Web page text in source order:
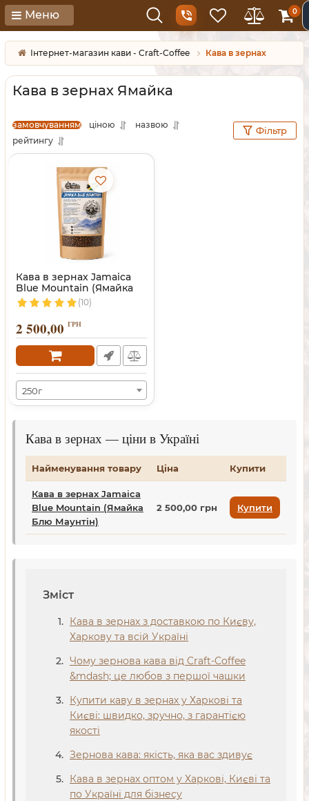
Меню 0
Інтернет-магазин кави - Craft-Coffee Кава в зернах
Кава в зернах Ямайка
замовчуванням ціною
назвою
рейтингу
Фільтр
Кава в зернах Jamaica
Blue Mountain (Ямайка
Блю Маунтін)(10)
2 500,00 ГРН
250г
Кава в зернах — ціни в Україні
Найменування товару Ціна Купити
Кава в зернах Jamaica
Blue Mountain (Ямайка
Блю Маунтін)
2 500,00 грн Купити
Зміст
Кава в зернах з доставкою по Києву,
Харкову та всій Україні
Чому зернова кава від Craft-Coffee
&mdash; це любов з першої чашки
Купити каву в зернах у Харкові та
Києві: швидко, зручно, з гарантією
якості
Зернова кава: якість, яка вас здивує
Кава в зернах оптом у Харкові, Києві та
по Україні для бізнесу